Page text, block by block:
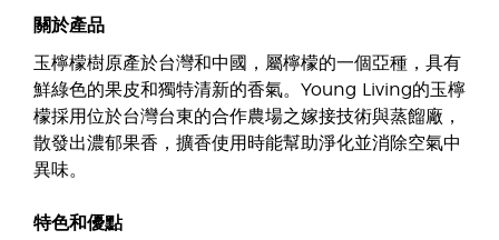
關於產品
玉檸檬樹原產於台灣和中國，屬檸檬的一個亞種，具有
鮮綠色的果皮和獨特清新的香氣。Young Living的玉檸
檬採用位於台灣台東的合作農場之嫁接技術與蒸餾廠，
散發出濃郁果香，擴香使用時能幫助淨化並消除空氣中
異味。
特色和優點